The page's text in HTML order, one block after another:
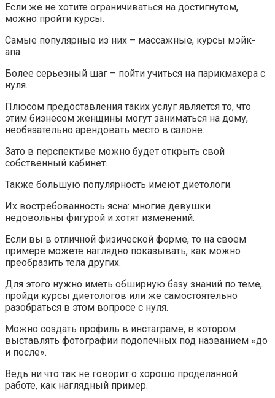
Если же не хотите ограничиваться на достигнутом,
можно пройти курсы.
Самые популярные из них – массажные, курсы мэйк-
апа.
Более серьезный шаг – пойти учиться на парикмахера с
нуля.
Плюсом предоставления таких услуг является то, что
этим бизнесом женщины могут заниматься на дому,
необязательно арендовать место в салоне.
Зато в перспективе можно будет открыть свой
собственный кабинет.
Также большую популярность имеют диетологи.
Их востребованность ясна: многие девушки
недовольны фигурой и хотят изменений.
Если вы в отличной физической форме, то на своем
примере можете наглядно показывать, как можно
преобразить тела других.
Для этого нужно иметь обширную базу знаний по теме,
пройди курсы диетологов или же самостоятельно
разобраться в этом вопросе с нуля.
Можно создать профиль в инстаграме, в котором
выставлять фотографии подопечных под названием «до
и после».
Ведь ни что так не говорит о хорошо проделанной
работе, как наглядный пример.